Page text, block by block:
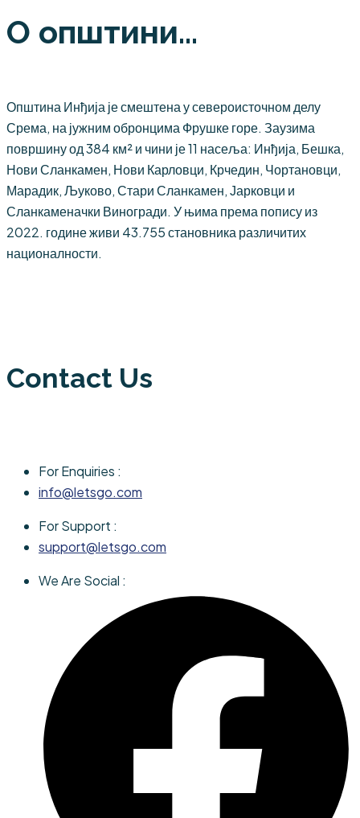
О општини...
Општина Инђија је смештена у североисточном делу
Срема, на јужним обронцима Фрушке горе. Заузима
површину од 384 км² и чини је 11 насеља: Инђија, Бешка,
Нови Сланкамен, Нови Карловци, Крчедин, Чортановци,
Марадик, Љуково, Стари Сланкамен, Јарковци и
Сланкаменачки Виногради. У њима према попису из
2022. године живи 43.755 становника различитих
националности.
Contact Us
For Enquiries :
info@letsgo.com
For Support :
support@letsgo.com
We Are Social :